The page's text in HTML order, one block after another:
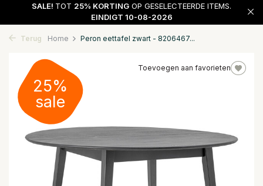
SALE! TOT 25% KORTING OP GESELECTEERDE ITEMS.
EINDIGT 10-08-2026
Terug Home Peron eettafel zwart - 8206467...
Toevoegen aan favorieten
25%
sale